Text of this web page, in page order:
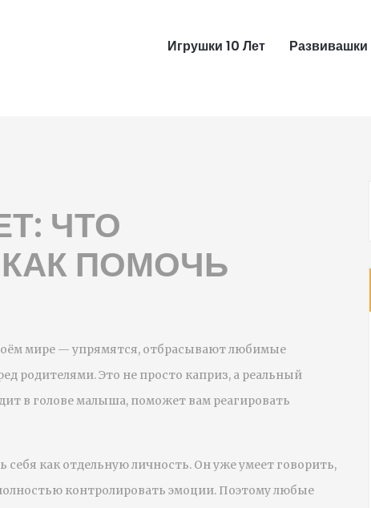
Игрушки 10 Лет
ЧТО
ПОМОЧЬ
мире — упрямятся, отбрасывают любимые
родителями. Это не просто каприз, а реальный
в голове малыша, поможет вам реагировать
себя как отдельную личность. Он уже умеет говорить,
контролировать эмоции. Поэтому любые